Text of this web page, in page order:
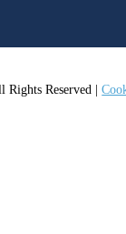
Reserved |